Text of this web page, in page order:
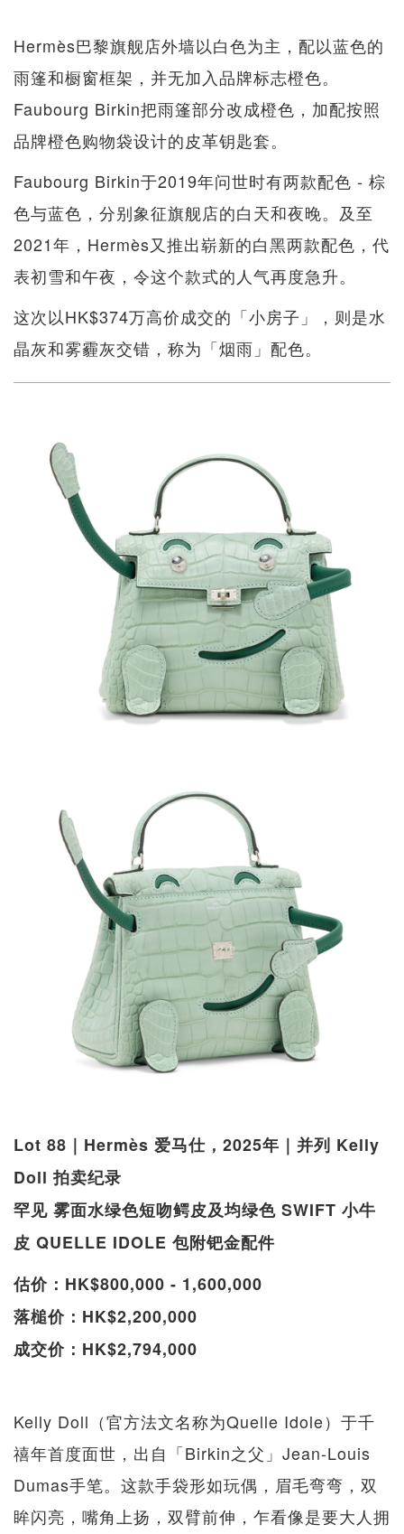
Hermès巴黎旗舰店外墙以白色为主，配以蓝色的
雨篷和橱窗框架，并无加入品牌标志橙色。
Faubourg Birkin把雨篷部分改成橙色，加配按照
品牌橙色购物袋设计的皮革钥匙套。
Faubourg Birkin于2019年问世时有两款配色 - 棕
色与蓝色，分别象征旗舰店的白天和夜晚。及至
2021年，Hermès又推出崭新的白黑两款配色，代
表初雪和午夜，令这个款式的人气再度急升。
这次以HK$374万高价成交的「小房子」，则是水
晶灰和雾霾灰交错，称为「烟雨」配色。
Lot 88｜Hermès 爱马仕，2025年｜并列 Kelly
Doll 拍卖纪录
罕见 雾面水绿色短吻鳄皮及均绿色 SWIFT 小牛
皮 QUELLE IDOLE 包附钯金配件
估价：HK$800,000 - 1,600,000
落槌价：HK$2,200,000
成交价：HK$2,794,000
Kelly Doll（官方法文名称为Quelle Idole）于千
禧年首度面世，出自「Birkin之父」Jean-Louis
Dumas手笔。这款手袋形如玩偶，眉毛弯弯，双
眸闪亮，嘴角上扬，双臂前伸，乍看像是要大人拥